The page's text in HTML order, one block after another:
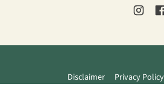
Disclaimer Privacy Policy